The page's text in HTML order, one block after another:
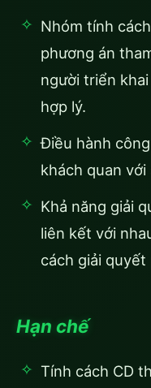
Nhóm tính
phương án
người triển
hợp lý.
Điều hành
khách quan
Khả năng giải
liên kết với
cách giải quyết
Hạn chế
Tính cách CD